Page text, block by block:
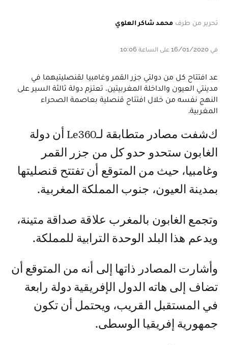
تحرير من طرف محمد شاكر العلوي
في 16/01/2020 على الساعة 10:06
عد افتتاح كل من دولتي جزر القمر وغامبيا لقنصليتيهما في
مدينتي العيون والداخلة المغربيتين، تعتزم دولة ثالثة السير على
النهج نفسه من خلال افتتاح قنصلية بعاصمة الصحراء
المغربية.
كشفت مصادر متطابقة لـLe360 أن دولة
الغابون ستحدو حدو كل من جزر القمر
وغامبيا، حيث من المتوقع أن تفتتح قنصليتها
بمدينة العيون، جنوب المملكة المغربية.
وتجمع الغابون بالمغرب علاقة صداقة متينة،
ويدعم هذا البلد الوحدة الترابية للمملكة.
وأشارت المصادر ذاتها إلى أنه من المتوقع أن
تضاف إلى هاته الدول الإفريقية دولة رابعة
في المستقبل القريب، ويحتمل أن تكون
جمهورية إفريقيا الوسطى.